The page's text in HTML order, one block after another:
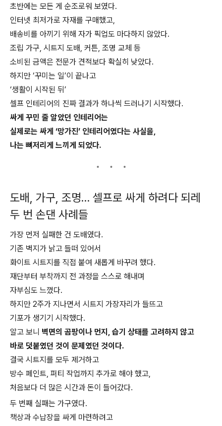
초반에는 모든 게 순조로워 보였다.
인터넷 최저가로 자재를 구매했고,
배송비를 아끼기 위해 자가 픽업도 마다하지 않았다.
조립 가구, 시트지 도배, 커튼, 조명 교체 등
소비된 금액은 전문가 견적보다 확실히 낮았다.
하지만 ‘꾸미는 일’이 끝나고
‘생활이 시작된 뒤’
셀프 인테리어의 진짜 결과가 하나씩 드러나기 시작했다.
싸게 꾸민 줄 알았던 인테리어는
실제로는 싸게 ‘망가진’ 인테리어였다는 사실을,
나는 뼈저리게 느끼게 되었다.
도배, 가구, 조명… 셀프로 싸게 하려다 되레
두 번 손댄 사례들
가장 먼저 실패한 건 도배였다.
기존 벽지가 낡고 들떠 있어서
화이트 시트지를 직접 붙여 새롭게 바꾸려 했다.
재단부터 부착까지 전 과정을 스스로 해내며
자부심도 느꼈다.
하지만 2주가 지나면서 시트지 가장자리가 들뜨고
기포가 생기기 시작했다.
알고 보니 벽면의 곰팡이나 먼지, 습기 상태를 고려하지 않고
바로 덧붙였던 것이 문제였던 것이다.
결국 시트지를 모두 제거하고
방수 페인트, 퍼티 작업까지 추가로 해야 했고,
처음보다 더 많은 시간과 돈이 들어갔다.
두 번째 실패는 가구였다.
책상과 수납장을 싸게 마련하려고